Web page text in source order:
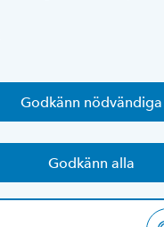
Godkänn nödvändiga
Godkänn alla